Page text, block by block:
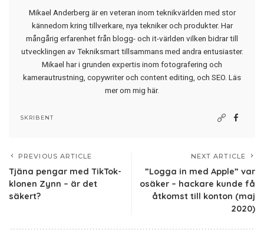
Mikael Anderberg är en veteran inom teknikvärlden med stor
kännedom kring tillverkare, nya tekniker och produkter. Har
mångårig erfarenhet från blogg- och it-världen vilken bidrar till
utvecklingen av Tekniksmart tillsammans med andra entusiaster.
Mikael har i grunden expertis inom fotografering och
kamerautrustning, copywriter och content editing, och SEO. Läs
mer om mig här.
SKRIBENT
PREVIOUS ARTICLE
Tjäna pengar med TikTok-
klonen Zynn – är det
säkert?
NEXT ARTICLE
”Logga in med Apple” var
osäker – hackare kunde få
åtkomst till konton (maj
2020)